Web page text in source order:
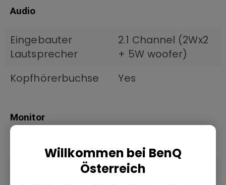
Willkommen bei BenQ
Österreich
Audio
Eingebauter
Lautsprecher
2.1 Channel (2Wx2
+ 5W woofer)
Kopfhörerbuchse
Yes
Monitor
Produktfarbe
Metallic Gray
1.8 - 2.6